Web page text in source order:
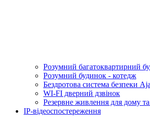
Розумний багатоквартирний
Розумний будинок - котедж
Бездротова система безпеки
WI-FI дверний дзвінок
Резервне живлення для дому та
IP-відеоспостереження